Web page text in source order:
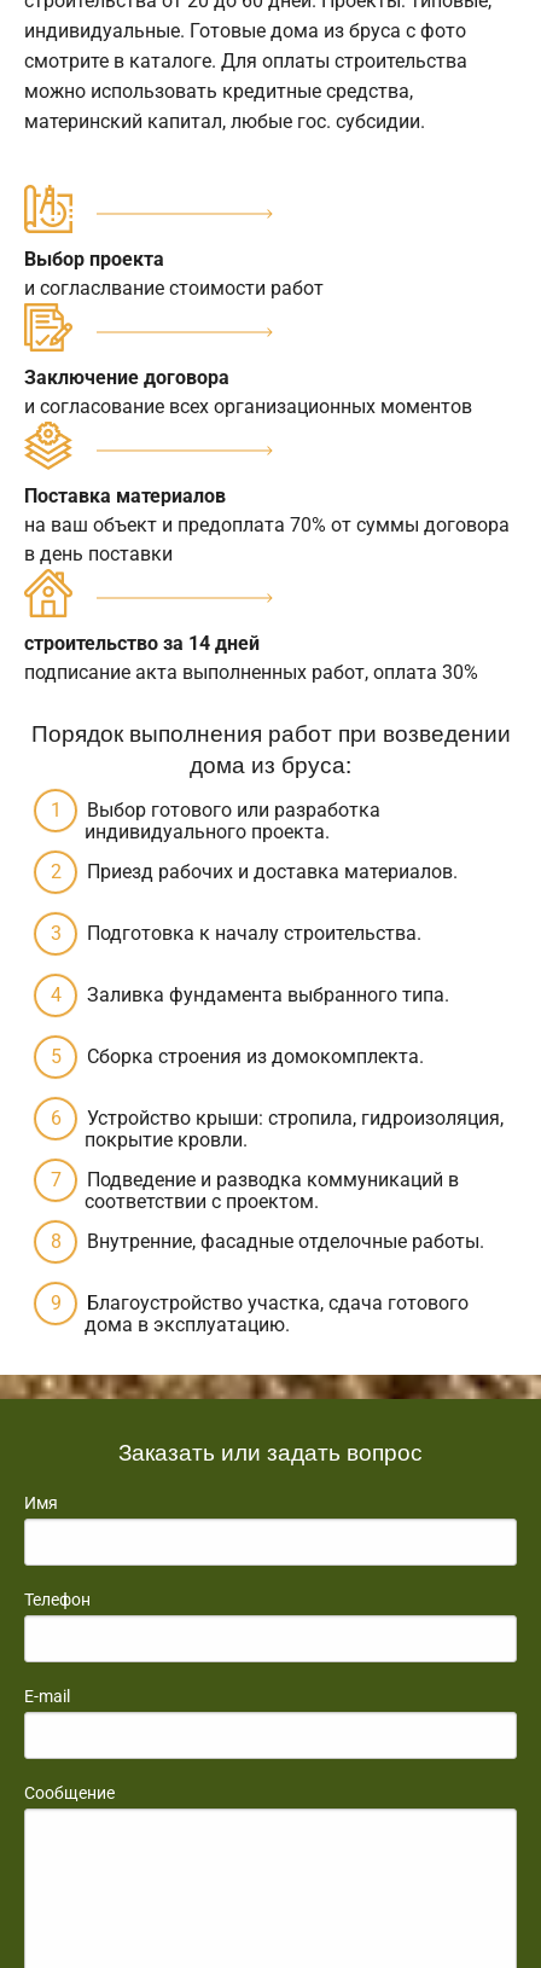
индивидуальные. Готовые дома из бруса с фото
смотрите в каталоге. Для оплаты строительства
можно использовать кредитные средства,
материнский капитал, любые гос. субсидии.
Выбор проекта
и согласлвание стоимости работ
Заключение договора
и согласование всех организационных моментов
Поставка материалов
на ваш объект и предоплата 70% от суммы договора
в день поставки
строительство за 14 дней
подписание акта выполненных работ, оплата 30%
Порядок выполнения работ при возведении
дома из бруса:
Выбор готового или разработка
индивидуального проекта.
Приезд рабочих и доставка материалов.
Подготовка к началу строительства.
Заливка фундамента выбранного типа.
Сборка строения из домокомплекта.
Устройство крыши: стропила, гидроизоляция,
покрытие кровли.
Подведение и разводка коммуникаций в
соответствии с проектом.
Внутренние, фасадные отделочные работы.
Благоустройство участка, сдача готового
дома в эксплуатацию.
Заказать или задать вопрос
Имя
Телефон
E-mail
Сообщение